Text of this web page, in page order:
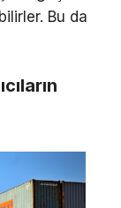
Bu da